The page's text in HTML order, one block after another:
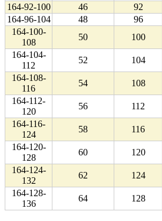
164-92-100
46 92
164-96-104
48 96
164-100-
108
50 100
164-104-
112
52 104
164-108-
116
54 108
164-112-
120
56 112
164-116-
124
58 116
164-120-
128
60 120
164-124-
132
62 124
164-128-
136
64 128